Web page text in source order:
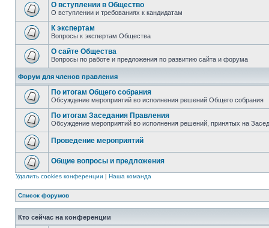
О вступлении в Общество
О вступлении и требованиях к кандидатам
К экспертам
Вопросы к экспертам Общества
О сайте Общества
Вопросы по работе и предложения по развитию сайта и форума
Форум для членов правления
По итогам Общего собрания
Обсуждение мероприятий во исполнения решений Общего собрания
По итогам Заседания Правления
Обсуждение мероприятий во исполнения решений, принятых на
Проведение мероприятий
Общие вопросы и предложения
Удалить cookies конференции | Наша команда
Список форумов
Кто сейчас на конференции